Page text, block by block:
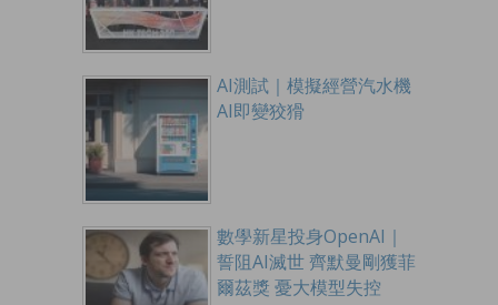
AI測試｜模擬經營汽水機
AI即變狡猾
數學新星投身OpenAI｜
誓阻AI滅世 齊默曼剛獲菲
爾茲獎 憂大模型失控